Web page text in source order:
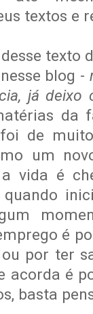
textos e
texto
blog -
já deixo
da
de
um
vida é
é
por ter
acorda é
basta